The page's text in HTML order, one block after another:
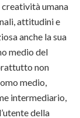
umana
attitudini e
anche la sua
medio del
non
medio,
intermediario,
della